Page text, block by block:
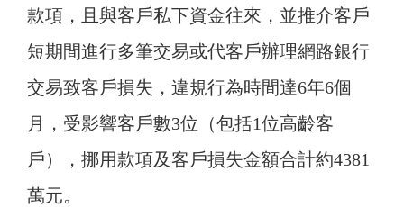
款項，且與客戶私下資金往來，並推介客戶
短期間進行多筆交易或代客戶辦理網路銀行
交易致客戶損失，違規行為時間達6年6個
月，受影響客戶數3位（包括1位高齡客
戶），挪用款項及客戶損失金額合計約4381
萬元。